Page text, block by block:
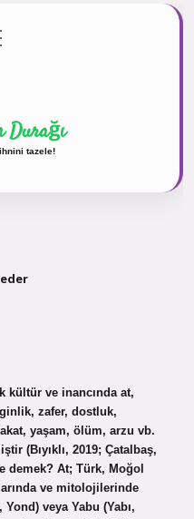
Durağı
tazele!
kültür ve inancında at,
zafer, dostluk,
yaşam, ölüm, arzu vb.
(Bıyıklı, 2019; Çatalbaş,
demek? At; Türk, Moğol
ve mitolojilerinde
veya Yabu (Yabı,